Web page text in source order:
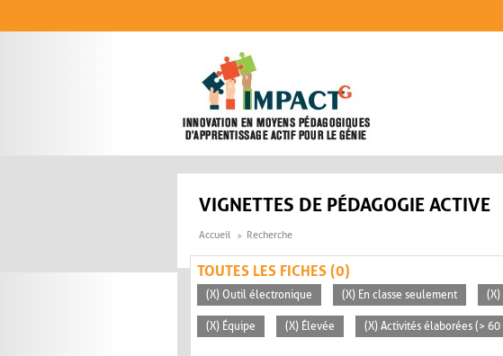
VIGNETTES DE PÉDAGOGIE ACTIVE
Accueil Recherche
TOUTES LES FICHES (0)
(X) Outil électronique (X) En classe seulement
(X) Équipe (X) Élevée (X) Activités élaborées (>